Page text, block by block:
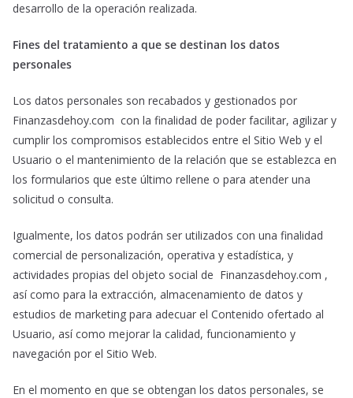
desarrollo de la operación realizada.
Fines del tratamiento a que se destinan los datos
personales
Los datos personales son recabados y gestionados por
Finanzasdehoy.com con la finalidad de poder facilitar, agilizar y
cumplir los compromisos establecidos entre el Sitio Web y el
Usuario o el mantenimiento de la relación que se establezca en
los formularios que este último rellene o para atender una
solicitud o consulta.
Igualmente, los datos podrán ser utilizados con una finalidad
comercial de personalización, operativa y estadística, y
actividades propias del objeto social de Finanzasdehoy.com ,
así como para la extracción, almacenamiento de datos y
estudios de marketing para adecuar el Contenido ofertado al
Usuario, así como mejorar la calidad, funcionamiento y
navegación por el Sitio Web.
En el momento en que se obtengan los datos personales, se